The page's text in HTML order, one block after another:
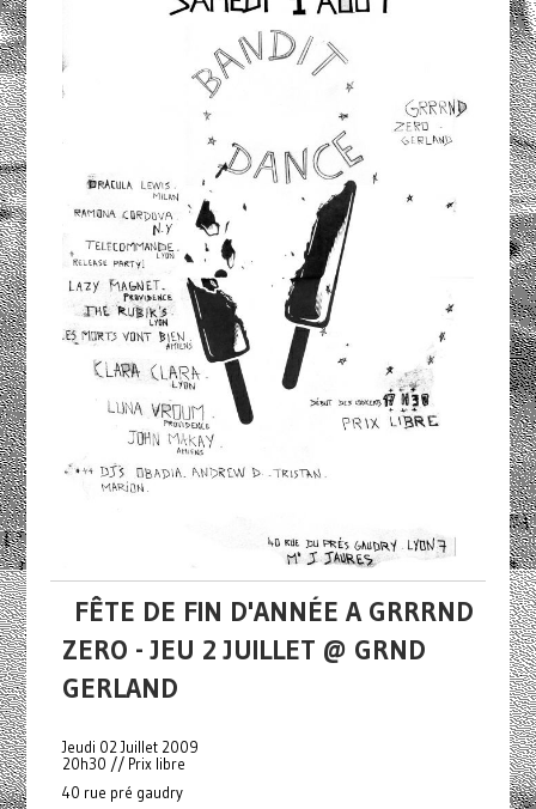
FÊTE DE FIN D'ANNÉE A GRRRND
ZERO - JEU 2 JUILLET @ GRND
GERLAND
Jeudi 02 Juillet 2009
20h30 // Prix libre
40 rue pré gaudry